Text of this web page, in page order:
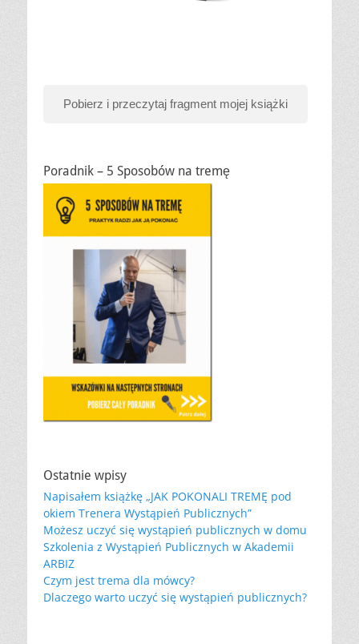
Pobierz i przeczytaj fragment mojej książki
Poradnik – 5 Sposobów na tremę
Ostatnie wpisy
Napisałem książkę „JAK POKONALI TREMĘ pod
okiem Trenera Wystąpień Publicznych”
Możesz uczyć się wystąpień publicznych w domu
Szkolenia z Wystąpień Publicznych w Akademii
ARBIZ
Czym jest trema dla mówcy?
Dlaczego warto uczyć się wystąpień publicznych?